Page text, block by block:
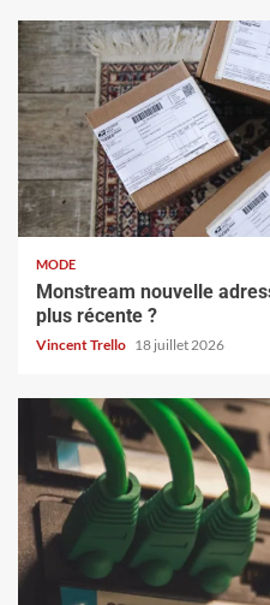
MODE
Monstream nouvelle
plus récente ?
Vincent Trello 18 juillet 2026